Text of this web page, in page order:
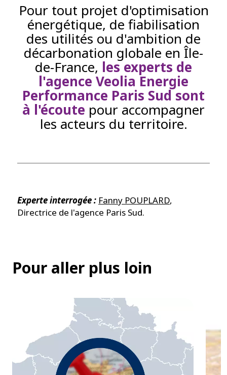
Pour tout projet d'optimisation
énergétique, de fiabilisation
des utilités ou d'ambition de
décarbonation globale en Île-
de-France, les experts de
l'agence Veolia Energie
Performance Paris Sud sont
à l'écoute pour accompagner
les acteurs du territoire.
Experte interrogée : Fanny POUPLARD,
Directrice de l'agence Paris Sud.
Pour aller plus loin